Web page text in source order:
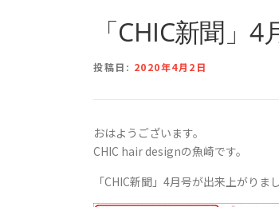
「CHIC新聞」
投稿日: 2020年4月2日
おはようございます。
CHIC hair designの魚崎です。
「CHIC新聞」4月号が出来上がりまし